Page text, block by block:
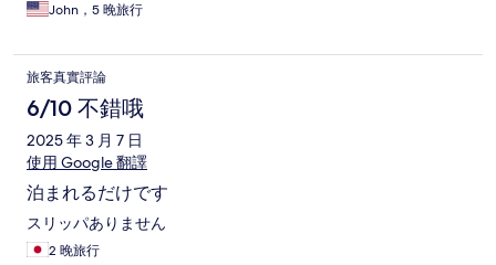
John，5 晚旅行
旅客真實評論
6/10 不錯哦
2025 年 3 月 7 日
使用 Google 翻譯
泊まれるだけです
スリッパありません
2 晚旅行